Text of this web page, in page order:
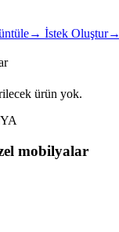
→ İstek Oluştur→
ürün yok.
mobilyalar